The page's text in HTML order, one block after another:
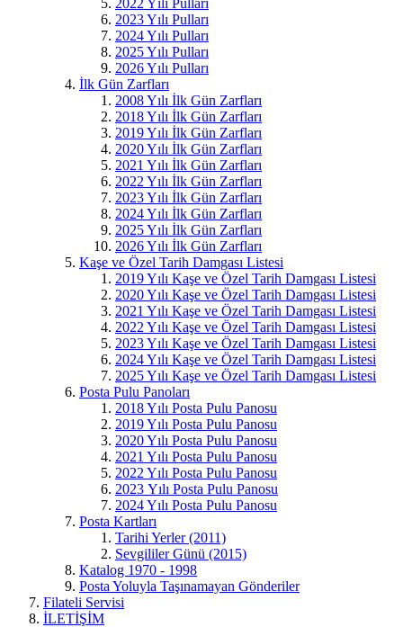
2022 Yılı Pulları
2023 Yılı Pulları
2024 Yılı Pulları
2025 Yılı Pulları
2026 Yılı Pulları
İlk Gün Zarfları
2008 Yılı İlk Gün Zarfları
2018 Yılı İlk Gün Zarfları
2019 Yılı İlk Gün Zarfları
2020 Yılı İlk Gün Zarfları
2021 Yılı İlk Gün Zarfları
2022 Yılı İlk Gün Zarfları
2023 Yılı İlk Gün Zarfları
2024 Yılı İlk Gün Zarfları
2025 Yılı İlk Gün Zarfları
2026 Yılı İlk Gün Zarfları
Kaşe ve Özel Tarih Damgası Listesi
2019 Yılı Kaşe ve Özel Tarih Damgası Listesi
2020 Yılı Kaşe ve Özel Tarih Damgası Listesi
2021 Yılı Kaşe ve Özel Tarih Damgası Listesi
2022 Yılı Kaşe ve Özel Tarih Damgası Listesi
2023 Yılı Kaşe ve Özel Tarih Damgası Listesi
2024 Yılı Kaşe ve Özel Tarih Damgası Listesi
2025 Yılı Kaşe ve Özel Tarih Damgası Listesi
Posta Pulu Panoları
2018 Yılı Posta Pulu Panosu
2019 Yılı Posta Pulu Panosu
2020 Yılı Posta Pulu Panosu
2021 Yılı Posta Pulu Panosu
2022 Yılı Posta Pulu Panosu
2023 Yılı Posta Pulu Panosu
2024 Yılı Posta Pulu Panosu
Posta Kartları
Tarihi Yerler (2011)
Sevgililer Günü (2015)
Katalog 1970 - 1998
Posta Yoluyla Taşınamayan Gönderiler
Filateli Servisi
İLETİŞİM